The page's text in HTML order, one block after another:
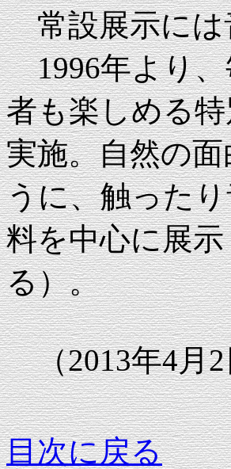
常設展示には
1996年より、
者も楽しめる
実施。自然の
うに、触った
料を中心に展
る）。
（2013年4月2
目次に戻る